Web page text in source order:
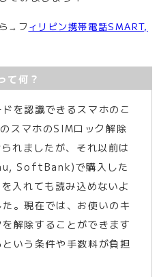
→フ ィリピン携帯電話SMART,
て何？
を認識できるスマホのこ
スマホのSIMロック解除
れましたが、それ以前は
SoftBank)で購入した
入れても読み込めないよ
。現在では、お使いのキ
解除することができます
いう条件や手数料が負担